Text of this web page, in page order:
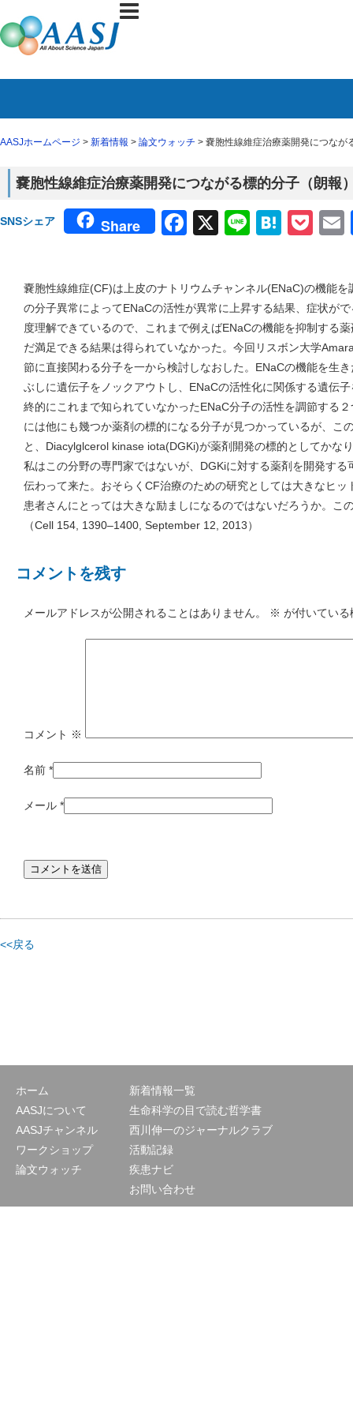
AASJホームページ > 新着情報 > 論文ウォッチ > 嚢胞性線維症治療薬開発につなが
嚢胞性線維症治療薬開発につながる標的分子（朗報
SNSシェア Share Facebook
X Line
嚢胞性線維症(CF)は上皮のナトリウムチャンネル(ENaC)の機能
の分子異常によってENaCの活性が異常に上昇する結果、症状が
度理解できているので、これまで例えばENaCの機能を抑制する
だ満足できる結果は得られていなかった。今回リスボン大学
節に直接関わる分子を一から検討しなおした。ENaCの機能を生
ぶしに遺伝子をノックアウトし、ENaCの活性化に関係する遺伝
終的にこれまで知られていなかったENaC分子の活性を調節する
には他にも幾つか薬剤の標的になる分子が見つかっているが、こ
と、Diacylglcerol kinase iota(DGKi)が薬剤開発の標的としてかな
私はこの分野の専門家ではないが、DGKiに対する薬剤を開発す
伝わって来た。おそらくCF治療のための研究としては大きなヒ
患者さんにとっては大きな励ましになるのではないだろうか。こ
（Cell 154, 1390–1400, September 12, 2013）
コメントを残す
メールアドレスが公開されることはありません。 ※ が付いてい
コメント ※
名前 *
メール *
<<戻る
ホーム
AASJについて
AASJチャンネル
ワークショップ
論文ウォッチ
新着情報一覧
生命科学の目で読む哲学書
西川伸一のジャーナルクラブ
活動記録
疾患ナビ
お問い合わせ